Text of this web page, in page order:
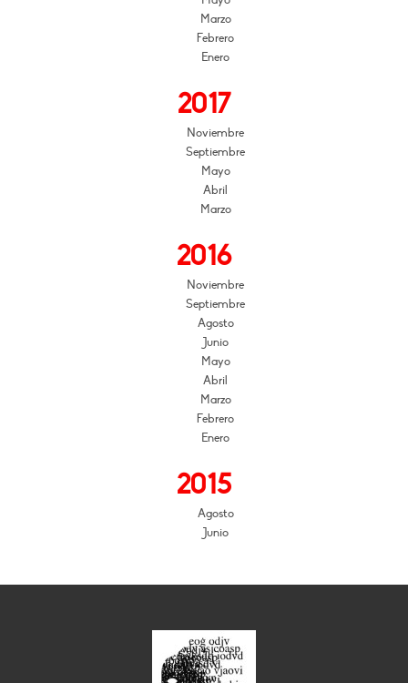
Marzo
Febrero
Enero
2017
Noviembre
Septiembre
Mayo
Abril
Marzo
2016
Noviembre
Septiembre
Agosto
Junio
Mayo
Abril
Marzo
Febrero
Enero
2015
Agosto
Junio